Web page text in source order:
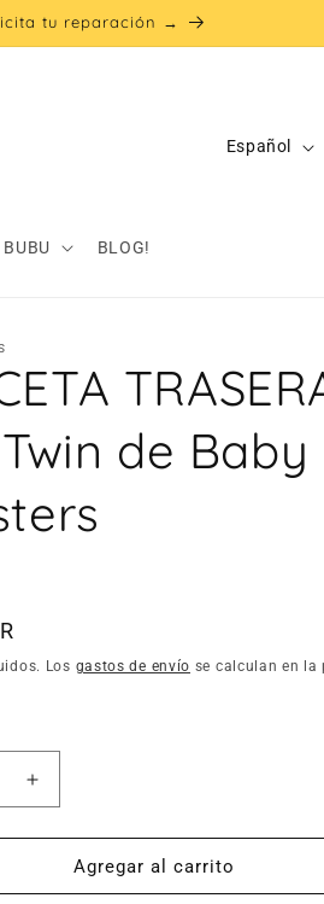
tu reparación →
BUBU BLOG!
Español
de Baby
Los gastos de envío se calculan en la
Aumentar
cantidad
para
CRUCETA
TRASERA
Agregar al carrito